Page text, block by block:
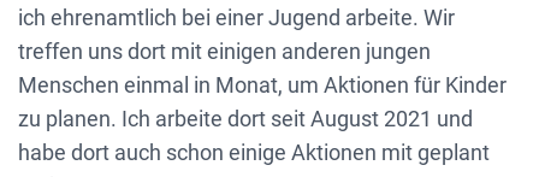
ich ehrenamtlich bei einer Jugend arbeite. Wir
treffen uns dort mit einigen anderen jungen
Menschen einmal in Monat, um Aktionen für Kinder
zu planen. Ich arbeite dort seit August 2021 und
habe dort auch schon einige Aktionen mit geplant